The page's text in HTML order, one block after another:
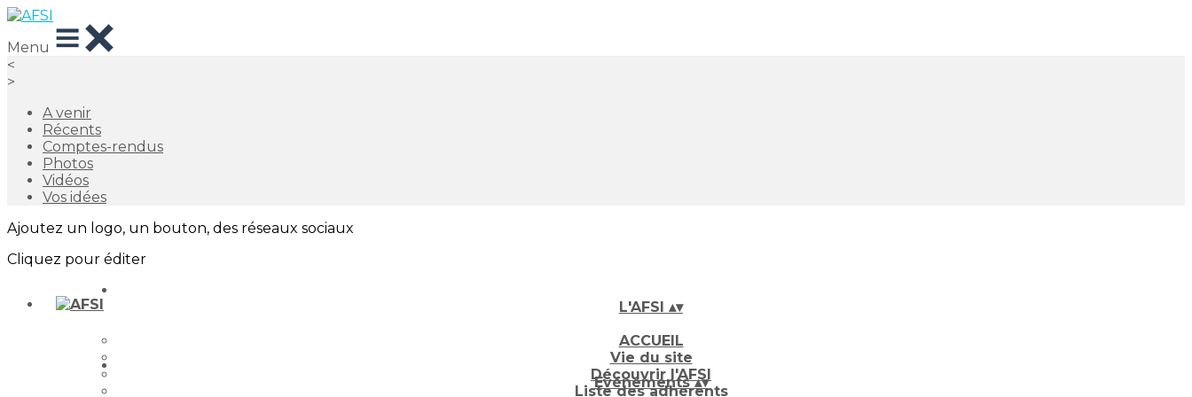
Menu
<
>
A venir
Récents
Comptes-rendus
Photos
Vidéos
Vos idées
Ajoutez un logo, un bouton, des réseaux sociaux
Cliquez pour éditer
L'AFSI ▴▾
ACCUEIL
Vie du site
Découvrir l'AFSI
Liste des adhérents
Evénements▴▾